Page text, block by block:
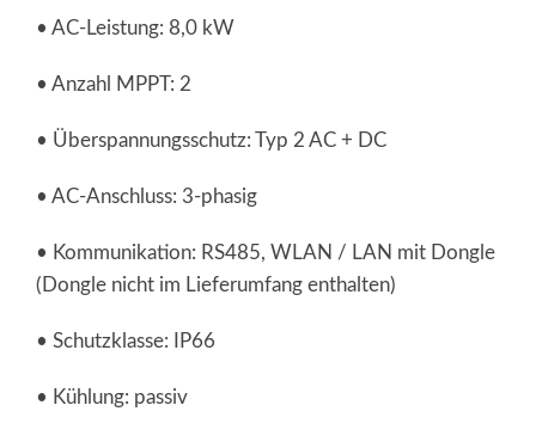
• AC-Leistung: 8,0 kW
• Anzahl MPPT: 2
• Überspannungsschutz: Typ 2 AC + DC
• AC-Anschluss: 3-phasig
• Kommunikation: RS485, WLAN / LAN mit Dongle
(Dongle nicht im Lieferumfang enthalten)
• Schutzklasse: IP66
• Kühlung: passiv